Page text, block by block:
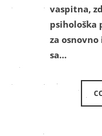
vaspitna,
psihološka
za
sa…